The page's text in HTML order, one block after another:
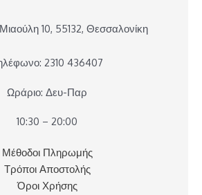
10, 55132, Θεσσαλονίκη
2310 436407
Ωράριο: Δευ-Παρ
10:30 – 20:00
Μέθοδοι Πληρωμής
Τρόποι Αποστολής
Όροι Χρήσης